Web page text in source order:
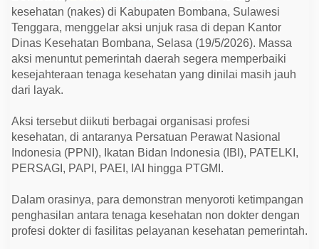
e
i
m
p
a
n
K
e
s
e
j
a
e
r
a
a
kesehatan (nakes) di Kabupaten Bombana, Sulawesi
Tenggara, menggelar aksi unjuk rasa di depan Kantor
Dinas Kesehatan Bombana, Selasa (19/5/2026). Massa
aksi menuntut pemerintah daerah segera memperbaiki
kesejahteraan tenaga kesehatan yang dinilai masih jauh
dari layak.
Aksi tersebut diikuti berbagai organisasi profesi
kesehatan, di antaranya Persatuan Perawat Nasional
Indonesia (PPNI), Ikatan Bidan Indonesia (IBI), PATELKI,
PERSAGI, PAPI, PAEI, IAI hingga PTGMI.
Dalam orasinya, para demonstran menyoroti ketimpangan
penghasilan antara tenaga kesehatan non dokter dengan
profesi dokter di fasilitas pelayanan kesehatan pemerintah.